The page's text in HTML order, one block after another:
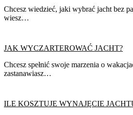
Chcesz wiedzieć, jaki wybrać jacht bez
wiesz…
JAK WYCZARTEROWAĆ JACHT?
Chcesz spełnić swoje marzenia o
zastanawiasz…
ILE KOSZTUJE WYNAJĘCIE